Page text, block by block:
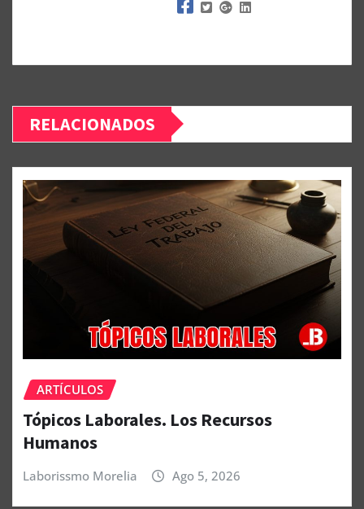
RELACIONADOS
ARTÍCULOS
Tópicos Laborales. Los Recursos
Humanos
Laborissmo Morelia Ago 5, 2026